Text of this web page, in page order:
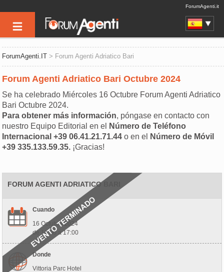
ForumAgenti.it
ForumAgenti.IT > Forum Agenti Adriatico Bari
Forum Agenti Adriatico Bari Octubre 2024
Se ha celebrado Miércoles 16 Octubre Forum Agenti Adriatico
Bari Octubre 2024.
Para obtener más información, póngase en contacto con
nuestro Equipo Editorial en el
Número de Teléfono
Internacional +39 06.41.21.71.44 o en el
Número de Móvil
+39 335.133.59.35. ¡Gracias!
FORUM AGENTI ADRIATICO BARI
Cuando
16 Octubre 2024
de 10:00 a 17:00
Donde
Vittoria Parc Hotel